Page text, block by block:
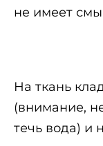
не имеет
На ткань
(внимание,
течь вода) и